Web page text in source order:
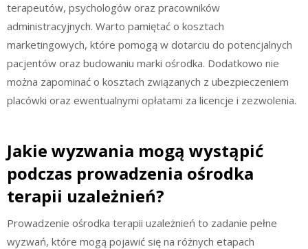
terapeutów, psychologów oraz pracowników
administracyjnych. Warto pamiętać o kosztach
marketingowych, które pomogą w dotarciu do potencjalnych
pacjentów oraz budowaniu marki ośrodka. Dodatkowo nie
można zapominać o kosztach związanych z ubezpieczeniem
placówki oraz ewentualnymi opłatami za licencje i zezwolenia.
Jakie wyzwania mogą wystąpić
podczas prowadzenia ośrodka
terapii uzależnień?
Prowadzenie ośrodka terapii uzależnień to zadanie pełne
wyzwań, które mogą pojawić się na różnych etapach